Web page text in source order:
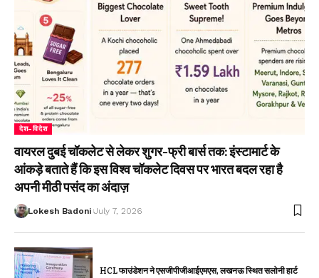
देश-विदेश
वायरल दुबई चॉकलेट से लेकर शुगर-फ्री बार्स तक: इंस्टामार्ट के
आंकड़े बताते हैं कि इस विश्व चॉकलेट दिवस पर भारत बदल रहा है
अपनी मीठी पसंद का अंदाज़
Lokesh Badoni July 7, 2026
HCL फाउंडेशन ने एसजीपीजीआईएमएस, लखनऊ स्थित सलोनी हार्ट